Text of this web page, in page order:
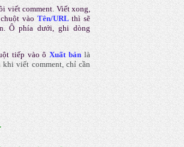
viết comment. Viết xong,
vào Tên/URL thì sẽ
Ô phía dưới, ghi dòng
tiếp vào ôXuất bản là
khi viết comment, chỉ cần